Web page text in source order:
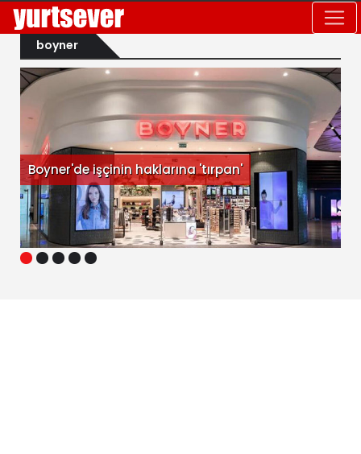
boyner
1 2 3 4 5
Boyner'de işçinin haklarına 'tırpan'